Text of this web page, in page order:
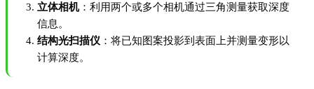
立体相机：利用两个或多个相机通过三角测量获取深度
信息。
结构光扫描仪 ：将已知图案投影到表面上并测量变形以
计算深度。